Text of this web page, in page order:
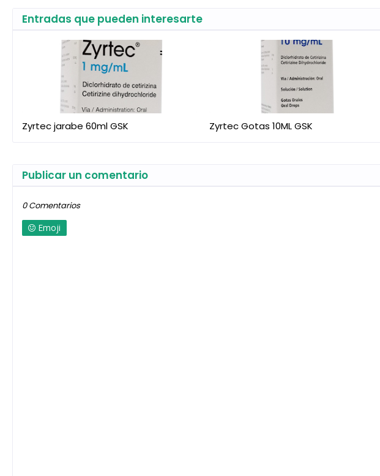
Entradas que pueden interesarte
Zyrtec jarabe 60ml GSK Zyrtec Gotas 10ML GSK
Publicar un comentario
0 Comentarios
Emoji